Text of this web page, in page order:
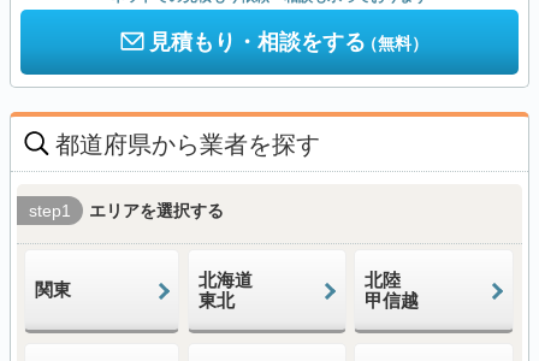
見積もり・相談をする（無料）
都道府県から業者を探す
step1 エリアを選択する
関東
北海道
東北
北陸
甲信越